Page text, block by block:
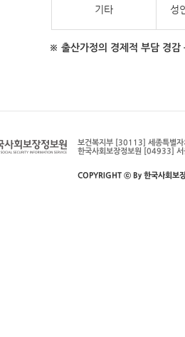
기타 성
※ 출산가정의 경제적 부담 경감
보건복지부 [30113] 세종특별
한국사회보장정보원 [04933]
COPYRIGHT ⓒ By 한국사회보